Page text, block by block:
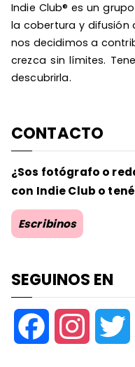
Indie Club® es un
la cobertura y difusión
nos decidimos a
crezca sin límites.
descubrirla.
CONTACTO
¿Sos fotógrafo o
con Indie Club o
Escribinos
SEGUINOS EN